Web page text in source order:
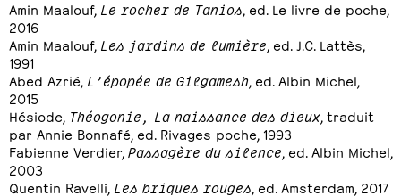
Amin Maalouf, Le rocher de Tanios , ed. Le livre de poche,
2016
Amin Maalouf, Les jardins de lumière , ed. J.C. Lattès,
1991
Abed Azrié, L’épopée de Gilgamesh , ed. Albin Michel,
2015
Hésiode, Théogonie, La naissance des dieux , traduit
par Annie Bonnafé, ed. Rivages poche, 1993
Fabienne Verdier, Passagère du silence , ed. Albin Michel,
2003
Quentin Ravelli, Les briques rouges , ed. Amsterdam, 2017